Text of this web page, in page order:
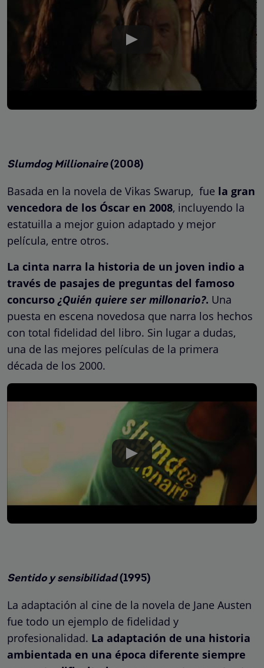
Slumdog Millionaire(2008)
Basada en la novela de Vikas Swarup, fue la gran
vencedora de los Óscar en 2008, incluyendo la
estatuilla a mejor guion adaptado y mejor
película, entre otros.
La cinta narra la historia de un joven indio a
través de pasajes de preguntas del famoso
concurso ¿Quién quiere ser millonario?. Una
puesta en escena novedosa que narra los hechos
con total fidelidad del libro. Sin lugar a dudas,
una de las mejores películas de la primera
década de los 2000.
Sentido y sensibilidad(1995)
La adaptación al cine de la novela de Jane Austen
fue todo un ejemplo de fidelidad y
profesionalidad. La adaptación de una historia
ambientada en una época diferente siempre